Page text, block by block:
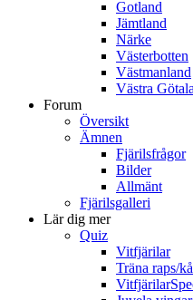
Gotland
Jämtland
Närke
Västerbotten
Västmanland
Västra
Forum
Översikt
Ämnen
Fjärilsfrågor
Bilder
Allmänt
Fjärilsgalleri
Lär dig mer
Quiz
Vitfjärilar
Träna raps/